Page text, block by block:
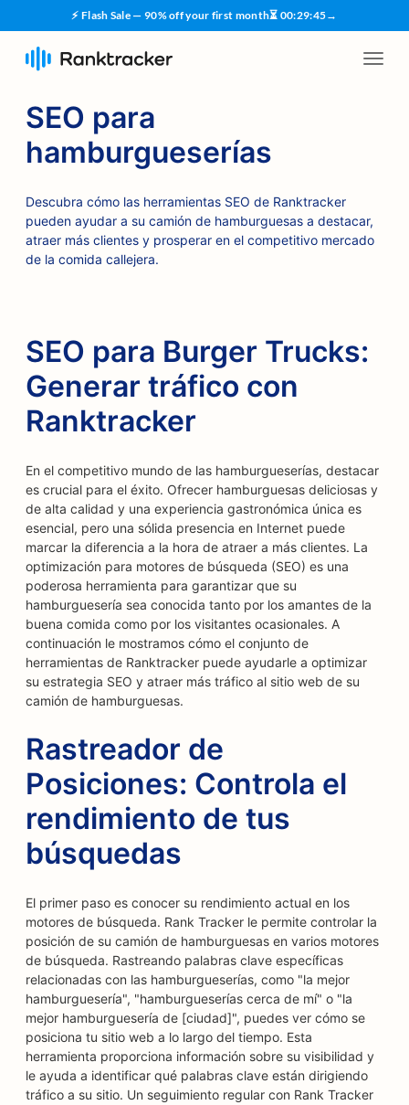
⚡ Flash Sale — 90% off your first month⏳ 00:29:45→
SEO para
hamburgueserías
Descubra cómo las herramientas SEO de Ranktracker
pueden ayudar a su camión de hamburguesas a destacar,
atraer más clientes y prosperar en el competitivo mercado
de la comida callejera.
SEO para Burger Trucks:
Generar tráfico con
Ranktracker
En el competitivo mundo de las hamburgueserías, destacar
es crucial para el éxito. Ofrecer hamburguesas deliciosas y
de alta calidad y una experiencia gastronómica única es
esencial, pero una sólida presencia en Internet puede
marcar la diferencia a la hora de atraer a más clientes. La
optimización para motores de búsqueda (SEO) es una
poderosa herramienta para garantizar que su
hamburguesería sea conocida tanto por los amantes de la
buena comida como por los visitantes ocasionales. A
continuación le mostramos cómo el conjunto de
herramientas de Ranktracker puede ayudarle a optimizar
su estrategia SEO y atraer más tráfico al sitio web de su
camión de hamburguesas.
Rastreador de
Posiciones: Controla el
rendimiento de tus
búsquedas
El primer paso es conocer su rendimiento actual en los
motores de búsqueda. Rank Tracker le permite controlar la
posición de su camión de hamburguesas en varios motores
de búsqueda. Rastreando palabras clave específicas
relacionadas con las hamburgueserías, como "la mejor
hamburguesería", "hamburgueserías cerca de mí" o "la
mejor hamburguesería de [ciudad]", puedes ver cómo se
posiciona tu sitio web a lo largo del tiempo. Esta
herramienta proporciona información sobre su visibilidad y
le ayuda a identificar qué palabras clave están dirigiendo
tráfico a su sitio. Un seguimiento regular con Rank Tracker